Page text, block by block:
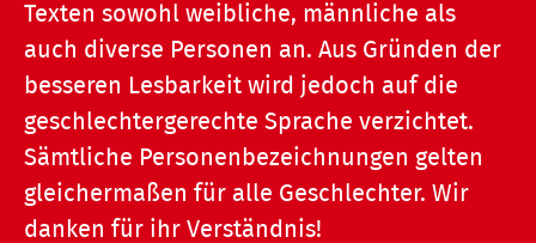
Texten sowohl weibliche, männliche als
auch diverse Personen an. Aus Gründen der
besseren Lesbarkeit wird jedoch auf die
geschlechtergerechte Sprache verzichtet.
Sämtliche Personenbezeichnungen gelten
gleichermaßen für alle Geschlechter. Wir
danken für ihr Verständnis!